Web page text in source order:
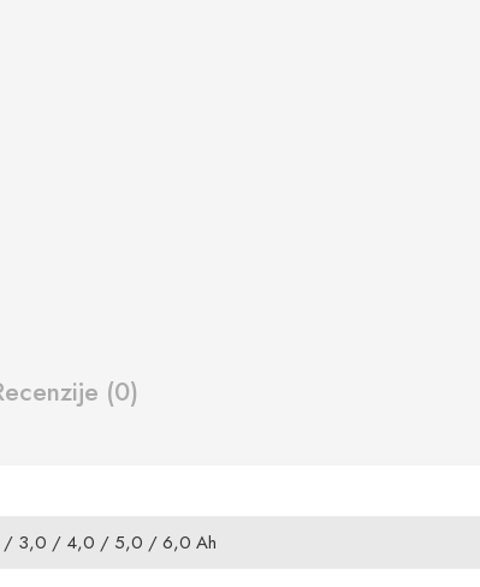
(0)
/ 3,0 / 4,0 / 5,0 / 6,0 Ah